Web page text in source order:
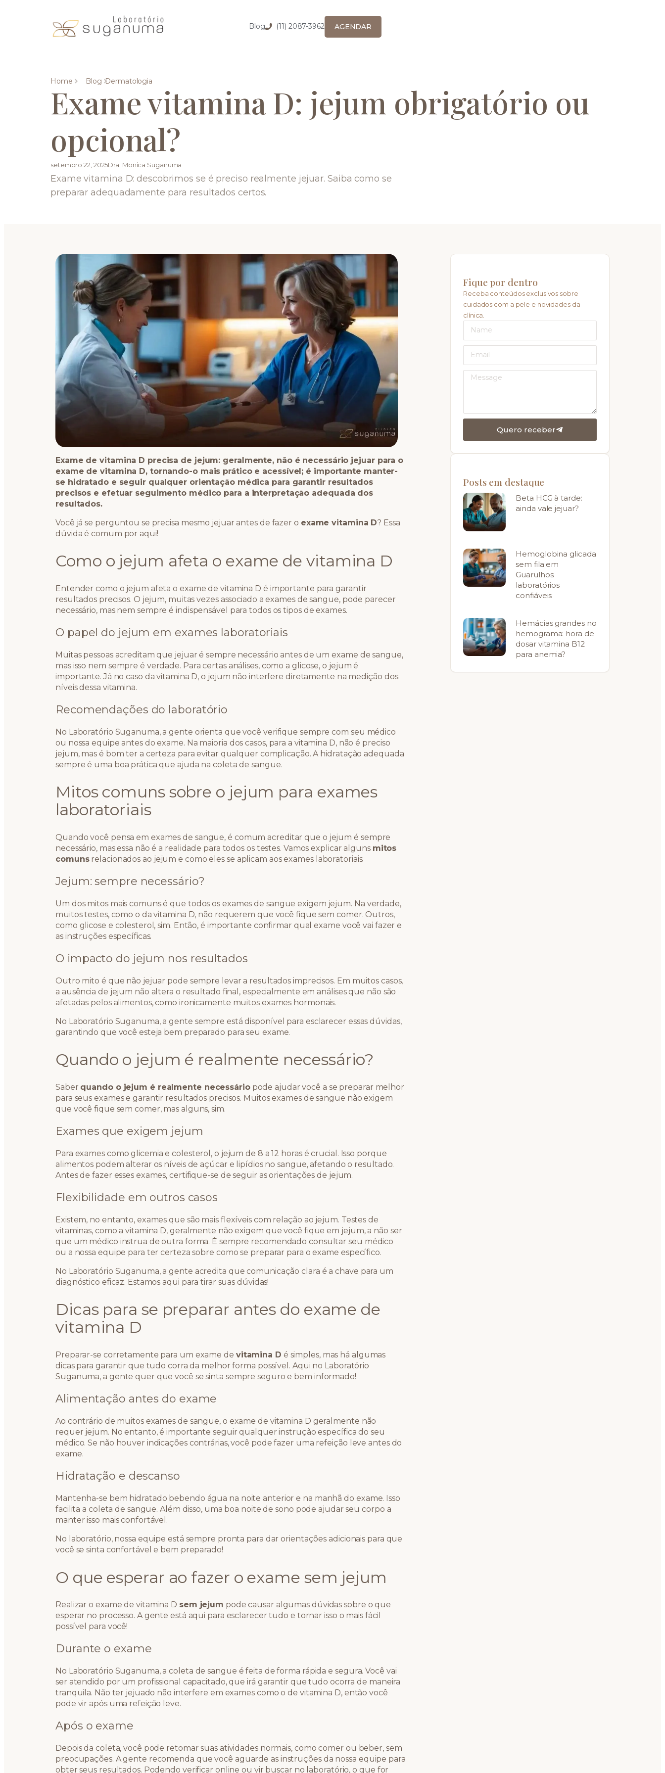
Blog (11) 2087-3962 AGENDAR
Home Blog Dermatologia
Exame vitamina D: jejum obrigatório ou
opcional?
setembro 22, 2025Dra. Monica Suganuma
Exame vitamina D: descobrimos se é preciso realmente jejuar. Saiba como se
preparar adequadamente para resultados certos.
Exame de vitamina D precisa de jejum: geralmente, não é necessário jejuar para o
exame de vitamina D, tornando-o mais prático e acessível; é importante manter-
se hidratado e seguir qualquer orientação médica para garantir resultados
precisos e efetuar seguimento médico para a interpretação adequada dos
resultados.
Você já se perguntou se precisa mesmo jejuar antes de fazer o exame vitamina D? Essa
dúvida é comum por aqui!
Como o jejum afeta o exame de vitamina D
Entender como o jejum afeta o exame de vitamina D é importante para garantir
resultados precisos. O jejum, muitas vezes associado a exames de sangue, pode parecer
necessário, mas nem sempre é indispensável para todos os tipos de exames.
O papel do jejum em exames laboratoriais
Muitas pessoas acreditam que jejuar é sempre necessário antes de um exame de sangue,
mas isso nem sempre é verdade. Para certas análises, como a glicose, o jejum é
importante. Já no caso da vitamina D, o jejum não interfere diretamente na medição dos
níveis dessa vitamina.
Recomendações do laboratório
No Laboratório Suganuma, a gente orienta que você verifique sempre com seu médico
ou nossa equipe antes do exame. Na maioria dos casos, para a vitamina D, não é preciso
jejum, mas é bom ter a certeza para evitar qualquer complicação. A hidratação adequada
sempre é uma boa prática que ajuda na coleta de sangue.
Mitos comuns sobre o jejum para exames
laboratoriais
Quando você pensa em exames de sangue, é comum acreditar que o jejum é sempre
necessário, mas essa não é a realidade para todos os testes. Vamos explicar alguns mitos
comunsrelacionados ao jejum e como eles se aplicam aos exames laboratoriais.
Jejum: sempre necessário?
Um dos mitos mais comuns é que todos os exames de sangue exigem jejum. Na verdade,
muitos testes, como o da vitamina D, não requerem que você fique sem comer. Outros,
como glicose e colesterol, sim. Então, é importante confirmar qual exame você vai fazer e
as instruções específicas.
O impacto do jejum nos resultados
Outro mito é que não jejuar pode sempre levar a resultados imprecisos. Em muitos casos,
a ausência de jejum não altera o resultado final, especialmente em análises que não são
afetadas pelos alimentos, como ironicamente muitos exames hormonais.
No Laboratório Suganuma, a gente sempre está disponível para esclarecer essas dúvidas,
garantindo que você esteja bem preparado para seu exame.
Quando o jejum é realmente necessário?
Saber quando o jejum é realmente necessáriopode ajudar você a se preparar melhor
para seus exames e garantir resultados precisos. Muitos exames de sangue não exigem
que você fique sem comer, mas alguns, sim.
Exames que exigem jejum
Para exames como glicemia e colesterol, o jejum de 8 a 12 horas é crucial. Isso porque
alimentos podem alterar os níveis de açúcar e lipídios no sangue, afetando o resultado.
Antes de fazer esses exames, certifique-se de seguir as orientações de jejum.
Flexibilidade em outros casos
Existem, no entanto, exames que são mais flexíveis com relação ao jejum. Testes de
vitaminas, como a vitamina D, geralmente não exigem que você fique em jejum, a não ser
que um médico instrua de outra forma. É sempre recomendado consultar seu médico
ou a nossa equipe para ter certeza sobre como se preparar para o exame específico.
No Laboratório Suganuma, a gente acredita que comunicação clara é a chave para um
diagnóstico eficaz. Estamos aqui para tirar suas dúvidas!
Dicas para se preparar antes do exame de
vitamina D
Preparar-se corretamente para um exame de vitamina D é simples, mas há algumas
dicas para garantir que tudo corra da melhor forma possível. Aqui no Laboratório
Suganuma, a gente quer que você se sinta sempre seguro e bem informado!
Alimentação antes do exame
Ao contrário de muitos exames de sangue, o exame de vitamina D geralmente não
requer jejum. No entanto, é importante seguir qualquer instrução específica do seu
médico. Se não houver indicações contrárias, você pode fazer uma refeição leve antes do
exame.
Hidratação e descanso
Mantenha-se bem hidratado bebendo água na noite anterior e na manhã do exame. Isso
facilita a coleta de sangue. Além disso, uma boa noite de sono pode ajudar seu corpo a
manter isso mais confortável.
No laboratório, nossa equipe está sempre pronta para dar orientações adicionais para que
você se sinta confortável e bem preparado!
O que esperar ao fazer o exame sem jejum
Realizar o exame de vitamina D sem jejum pode causar algumas dúvidas sobre o que
esperar no processo. A gente está aqui para esclarecer tudo e tornar isso o mais fácil
possível para você!
Durante o exame
No Laboratório Suganuma, a coleta de sangue é feita de forma rápida e segura. Você vai
ser atendido por um profissional capacitado, que irá garantir que tudo ocorra de maneira
tranquila. Não ter jejuado não interfere em exames como o de vitamina D, então você
pode vir após uma refeição leve.
Após o exame
Depois da coleta, você pode retomar suas atividades normais, como comer ou beber, sem
preocupações. A gente recomenda que você aguarde as instruções da nossa equipe para
obter seus resultados. Podendo verificar online ou vir buscar no laboratório, o que for
Fique por dentro
Receba conteúdos exclusivos sobre
cuidados com a pele e novidades da
clínica.
Quero receber
Posts em destaque
Beta HCG à tarde:
ainda vale jejuar?
Hemoglobina glicada
sem fila em
Guarulhos:
laboratórios
confiáveis
Hemácias grandes no
hemograma: hora de
dosar vitamina B12
para anemia?